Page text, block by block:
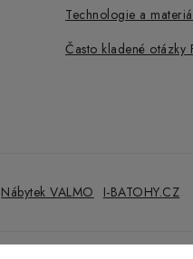
Technologie a
Často kladené otázky
Nábytek VALMO I-BATOHY.CZ